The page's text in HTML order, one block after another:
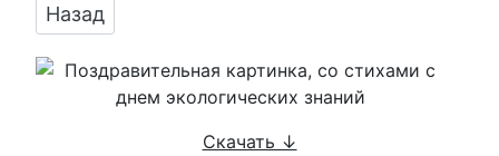
Предыдущий: Поздравить стихами в день
Назад
Скачать ↓